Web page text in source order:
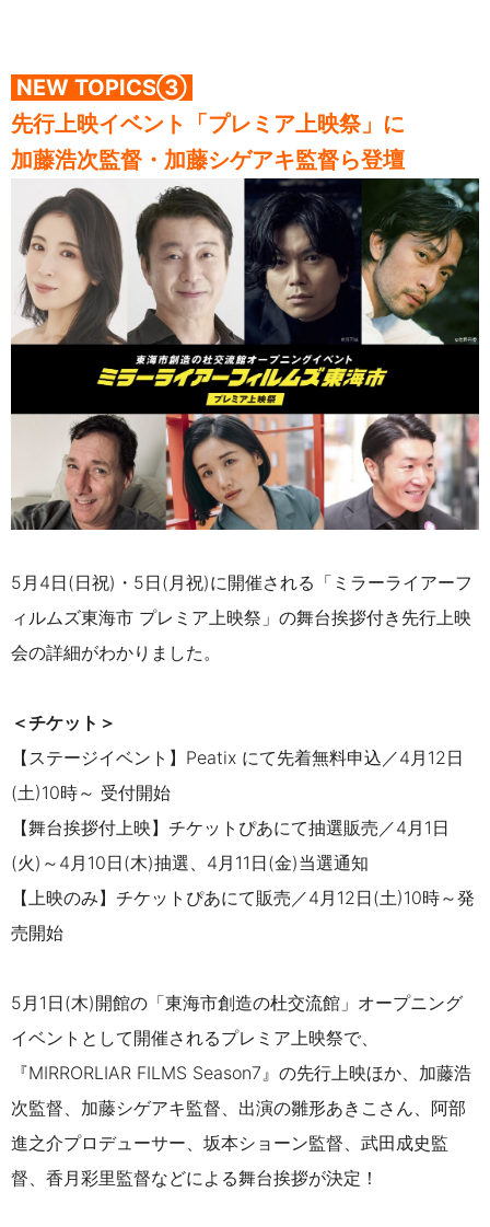
NEW TOPICS③
先行上映イベント「プレミア上映祭」に
加藤浩次監督・加藤シゲアキ監督ら登壇
5月4日(日祝)・5日(月祝)に開催される 「ミラーライアーフ
ィルムズ東海市 プレミア上映祭」の舞台挨拶付き先行上映
会の詳細がわかりました。
＜チケット＞
【ステージイベント】Peatix にて先着無料申込／4月12日
(土)10時～ 受付開始
【舞台挨拶付上映】チケットぴあにて抽選販売／4月1日
(火)～4月10日(木)抽選、4月11日(金)当選通知
【上映のみ】チケットぴあにて販売／4月12日(土)10時～発
売開始
5月1日(木)開館の「東海市創造の杜交流館」オープニング
イベントとして開催されるプレミア上映祭で、
『MIRRORLIAR FILMS Season7』の先行上映ほか、加藤浩
次監督、加藤シゲアキ監督、出演の雛形あきこさん、阿部
進之介プロデューサー、坂本ショーン監督、武田成史監
督、香月彩里監督などによる舞台挨拶が決定！